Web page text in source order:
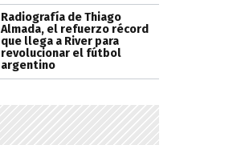
Radiografía de Thiago
Almada, el refuerzo récord
que llega a River para
revolucionar el fútbol
argentino